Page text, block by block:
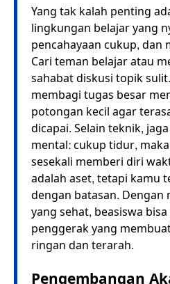
Yang tak kalah penting
lingkungan belajar yang
pencahayaan cukup, dan
Cari teman belajar atau
sahabat diskusi topik
membagi tugas besar
potongan kecil agar
dicapai. Selain teknik,
mental: cukup tidur,
sesekali memberi diri
adalah aset, tetapi kamu
dengan batasan.
yang sehat, beasiswa
penggerak yang
ringan dan terarah.